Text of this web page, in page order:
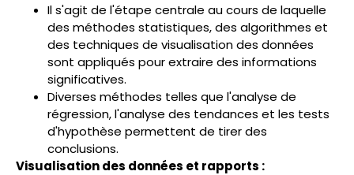
Il s'agit de l'étape centrale au cours de laquelle
des méthodes statistiques, des algorithmes et
des techniques de visualisation des données
sont appliqués pour extraire des informations
significatives.
Diverses méthodes telles que l'analyse de
régression, l'analyse des tendances et les tests
d'hypothèse permettent de tirer des
conclusions.
Visualisation des données et rapports :